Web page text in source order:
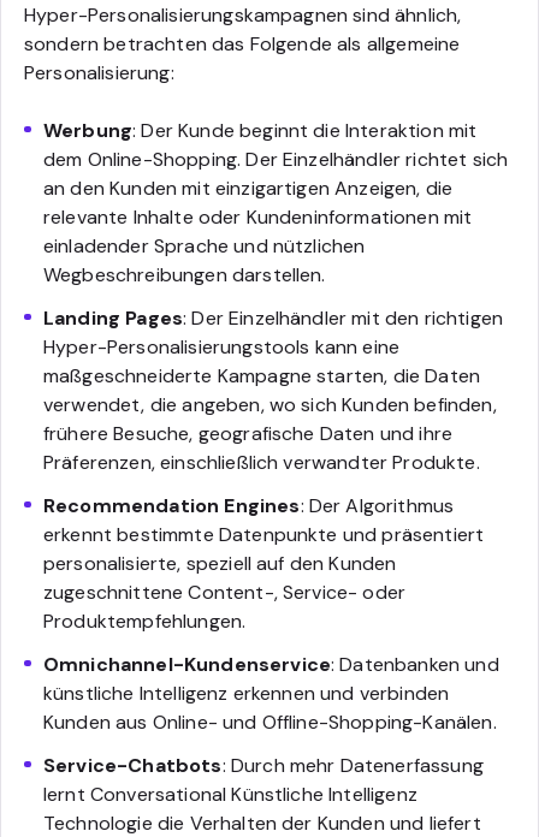
Hyper-Personalisierungskampagnen sind ähnlich,
sondern betrachten das Folgende als allgemeine
Personalisierung:
Werbung: Der Kunde beginnt die Interaktion mit
dem Online-Shopping. Der Einzelhändler richtet sich
an den Kunden mit einzigartigen Anzeigen, die
relevante Inhalte oder Kundeninformationen mit
einladender Sprache und nützlichen
Wegbeschreibungen darstellen.
Landing Pages: Der Einzelhändler mit den richtigen
Hyper-Personalisierungstools kann eine
maßgeschneiderte Kampagne starten, die Daten
verwendet, die angeben, wo sich Kunden befinden,
frühere Besuche, geografische Daten und ihre
Präferenzen, einschließlich verwandter Produkte.
Recommendation Engines: Der Algorithmus
erkennt bestimmte Datenpunkte und präsentiert
personalisierte, speziell auf den Kunden
zugeschnittene Content-, Service- oder
Produktempfehlungen.
Omnichannel-Kundenservice: Datenbanken und
künstliche Intelligenz erkennen und verbinden
Kunden aus Online- und Offline-Shopping-Kanälen.
Service-Chatbots: Durch mehr Datenerfassung
lernt Conversational Künstliche Intelligenz
Technologie die Verhalten der Kunden und liefert